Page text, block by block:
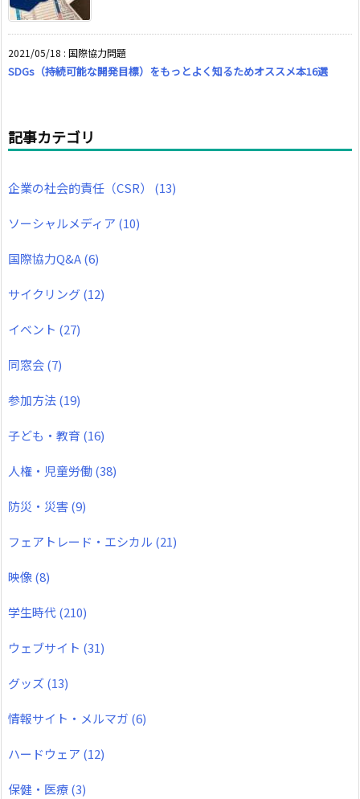
2021/05/18 : 国際協力問題
SDGs（持続可能な開発目標）をもっとよく知るためオススメ本16選
記事カテゴリ
企業の社会的責任（CSR） (13)
ソーシャルメディア (10)
国際協力Q&A(6)
サイクリング(12)
イベント (27)
同窓会(7)
参加方法(19)
子ども・教育 (16)
人権・児童労働(38)
防災・災害(9)
フェアトレード・エシカル (21)
映像(8)
学生時代(210)
ウェブサイト (31)
グッズ (13)
情報サイト・メルマガ (6)
ハードウェア (12)
保健・医療(3)